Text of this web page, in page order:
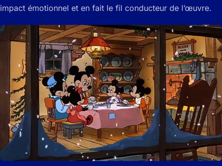
impact émotionnel et en fait le fil conducteur de l’œuvre.